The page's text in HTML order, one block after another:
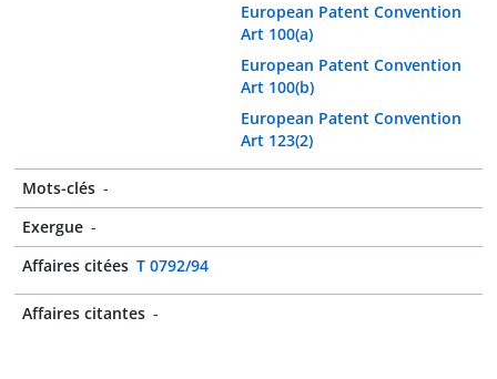
European Patent Convention
Art 100(a)
European Patent Convention
Art 100(b)
European Patent Convention
Art 123(2)
Mots-clés -
Exergue -
Affaires citées T 0792/94
Affaires citantes -